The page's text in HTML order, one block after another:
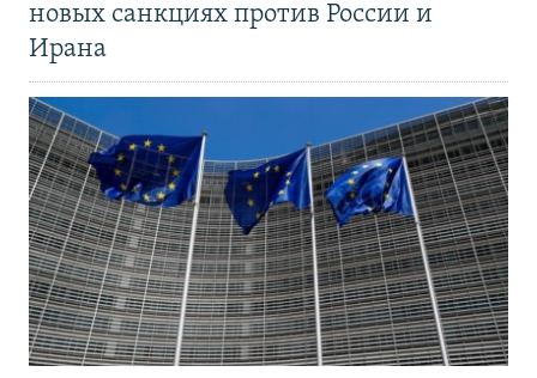
новых санкциях против России и
Ирана